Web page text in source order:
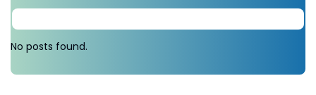
No posts found.